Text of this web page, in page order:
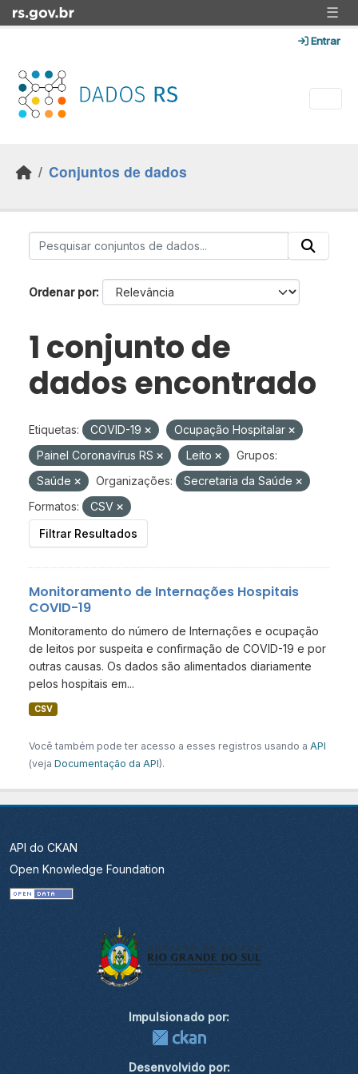
Skip to main content ☰
Entrar
Conjuntos de dados
Ordenar por
1 conjunto de
dados encontrado
Etiquetas: COVID-19
Ocupação Hospitalar
Painel Coronavírus RS
Leito
Grupos:
Saúde
Organizações:
Secretaria da Saúde
Formatos:
CSV
Filtrar Resultados
Monitoramento de Internações Hospitais
COVID-19
Monitoramento do número de Internações e ocupação
de leitos por suspeita e confirmação de COVID-19 e por
outras causas. Os dados são alimentados diariamente
pelos hospitais em...
CSV
Você também pode ter acesso a esses registros usando a API
(veja Documentação da API).
API do CKAN
Open Knowledge Foundation
Impulsionado por:
Desenvolvido por: